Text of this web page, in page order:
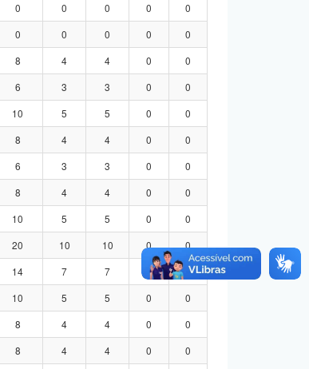
0 0 0 0
0
0 0 0 0
0
8 4 4 0
0
6 3 3 0
0
10 5 5 0
0
8 4 4 0
0
6 3 3 0
0
8 4 4 0
0
10 5 5 0
0
20 10 10 0
0
14 7 7 0
0
10 5 5 0
0
8 4 4 0
0
8 4 4 0
0